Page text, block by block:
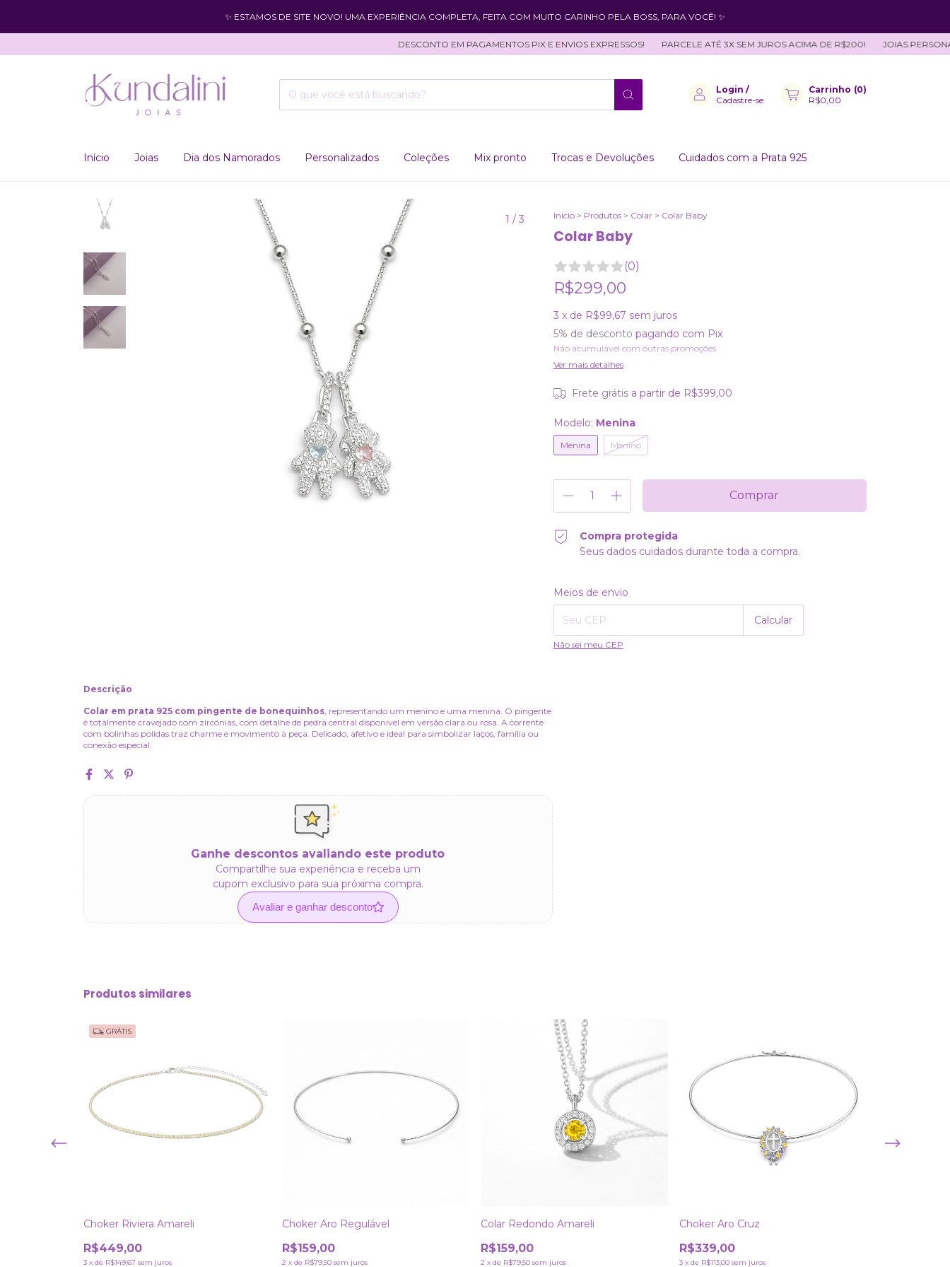
✨ ESTAMOS DE SITE NOVO! UMA EXPERIÊNCIA COMPLETA, FEITA COM MUITO CARINHO PELA BOSS, PARA VOCÊ! ✨
DESCONTO EM PAGAMENTOS PIX E ENVIOS EXPRESSOS! PARCELE ATÉ 3X SEM JUROS ACIMA DE R$200! JOIAS
Login /
Cadastre-se
Carrinho (0)
R$0,00
Início Joias Dia dos Namorados Personalizados Coleções Mix pronto Trocas e Devoluções Cuidados com a Prata 925
1 / 3 Início > Produtos > Colar > Colar Baby
Colar Baby
(0)
R$299,00
3 x de R$99,67 sem juros
5% de desconto pagando com Pix
Não acumulável com outras promoções
Ver mais detalhes
Frete grátis a partir de R$399,00
Modelo: Menina
Menina Menino
Compra protegida
Seus dados cuidados durante toda a compra.
Entregas para o CEP:
Meios de envio
Calcular
Não sei meu CEP
Descrição
Colar em prata 925 com pingente de bonequinhos , representando um menino e uma menina. O pingente
é totalmente cravejado com zircônias, com detalhe de pedra central disponível em versão clara ou rosa. A corrente
com bolinhas polidas traz charme e movimento à peça. Delicado, afetivo e ideal para simbolizar laços, família ou
conexão especial.
Ganhe descontos avaliando este produto
Compartilhe sua experiência e receba um
cupom exclusivo para sua próxima compra.
Avaliar e ganhar desconto
Produtos similares
GRÁTIS
Choker Riviera Amareli
R$449,00
3 x de R$149,67 sem juros
Choker Aro Regulável
R$159,00
2 x de R$79,50 sem juros
Colar Redondo Amareli
R$159,00
2 x de R$79,50 sem juros
Choker Aro Cruz
R$339,00
3 x de R$113,00 sem juros